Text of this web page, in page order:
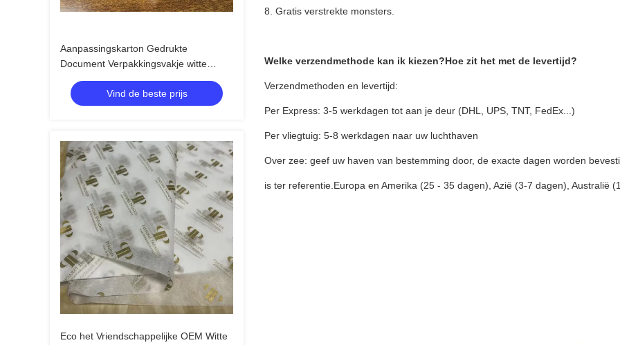
Aanpassingskarton Gedrukte
Document Verpakkingsvakje witte
Veelzijdigheid 10cm 20cm
Vind de beste prijs
Eco het Vriendschappelijke OEM Witte
8. Gratis verstrekte monsters.
Welke verzendmethode kan ik kiezen?Hoe zit het met de levertijd?
Verzendmethoden en levertijd:
Per Express: 3-5 werkdagen tot aan je deur (DHL, UPS, TNT, FedEx...)
Per vliegtuig: 5-8 werkdagen naar uw luchthaven
Over zee: geef uw haven van bestemming door, de exacte dagen worden
is ter referentie.Europa en Amerika (25 - 35 dagen), Azië (3-7 dagen), Australië